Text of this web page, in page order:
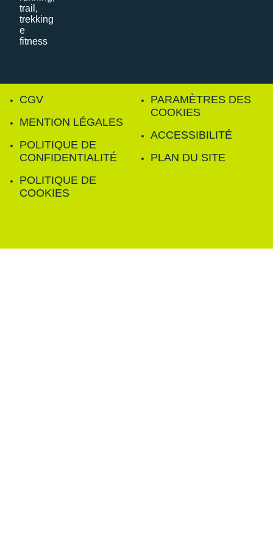
CGV
MENTION LÉGALES
POLITIQUE DE
CONFIDENTIALITÉ
POLITIQUE DE
COOKIES
PARAMÈTRES DES
COOKIES
ACCESSIBILITÉ
PLAN DU SITE